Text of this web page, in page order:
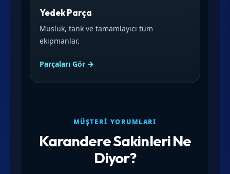
Yedek Parça
Musluk, tank ve tamamlayıcı tüm
ekipmanlar.
Parçaları Gör →
MÜŞTERI YORUMLARI
Karandere Sakinleri Ne
Diyor?